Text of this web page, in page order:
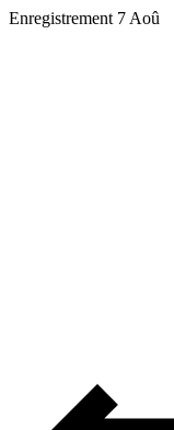
Enregistrement 7 Aoû